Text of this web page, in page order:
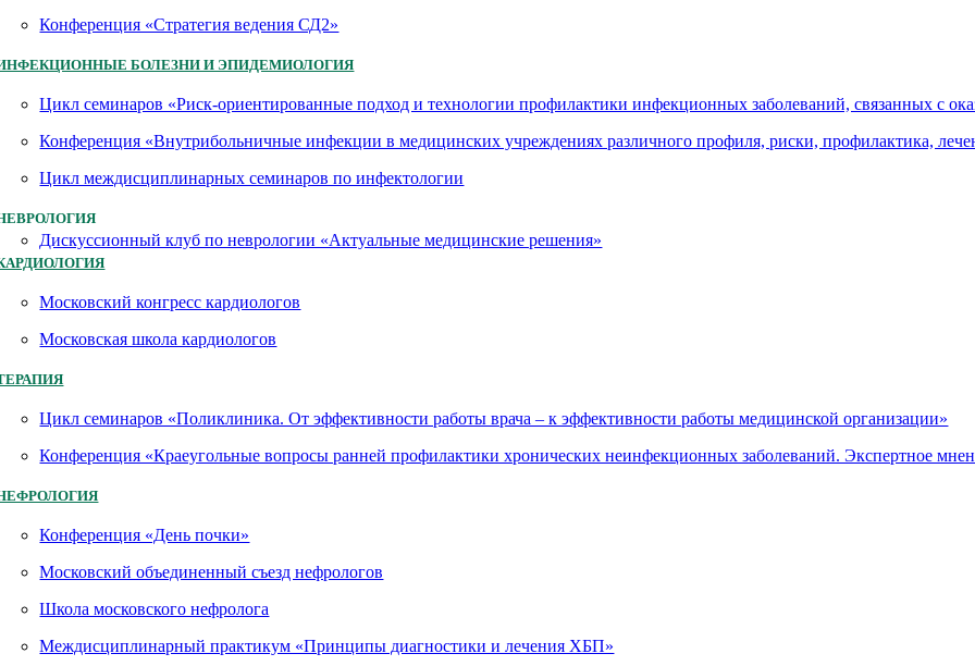
Конференция «Стратегия ведения СД2»
БОЛЕЗНИ И ЭПИДЕМИОЛОГИЯ
Цикл семинаров «Риск-ориентированные подход и технологии профилактики инфекционных заболеваний, связанных с
Конференция «Внутрибольничные инфекции в медицинских учреждениях различного профиля, риски, профилактика,
Цикл междисциплинарных семинаров по инфектологии
Дискуссионный клуб по неврологии «Актуальные медицинские решения»
Московский конгресс кардиологов
Московская школа кардиологов
Цикл семинаров «Поликлиника. От эффективности работы врача – к эффективности работы медицинской организации»
Конференция «Краеугольные вопросы ранней профилактики хронических неинфекционных заболеваний. Экспертное
Конференция «День почки»
Московский объединенный съезд нефрологов
Школа московского нефролога
Междисциплинарный практикум «Принципы диагностики и лечения ХБП»